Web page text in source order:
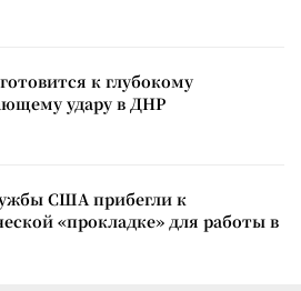
к глубокому
удару в ДНР
США прибегли к
«прокладке» для работы в